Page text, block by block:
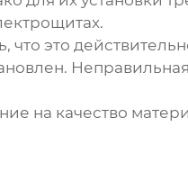
это
на качество